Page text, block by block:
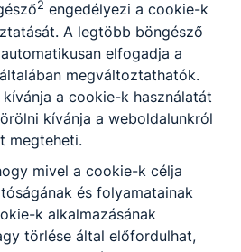
2 engedélyezi a cookie-k
A legtöbb böngésző
elfogadja a
megváltoztathatók.
kívánja a cookie-k használatát
kívánja a weboldalunkról
megteheti.
mivel a cookie-k célja
és folyamatainak
k alkalmazásának
törlése által előfordulhat,